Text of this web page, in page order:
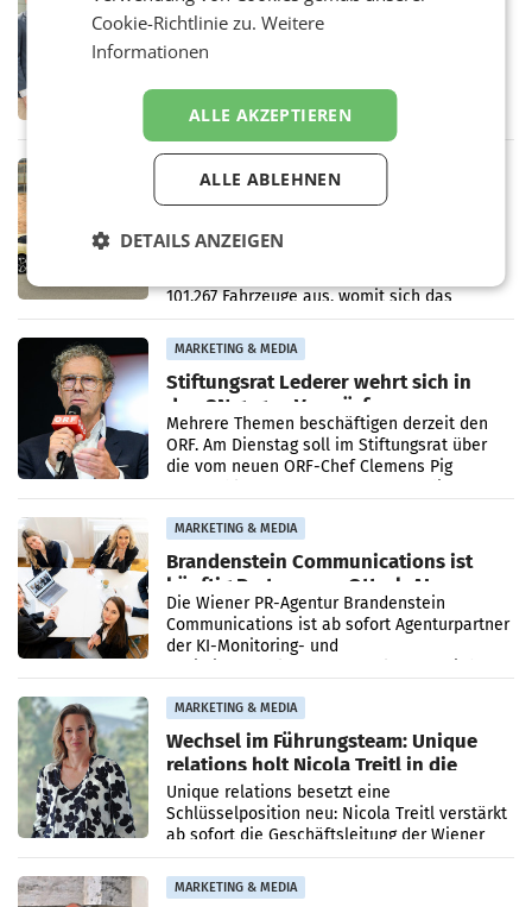
Alles bereit für den Wechsel: Jürgen
Albrecht setzt ab 1.1.2027 auf Adeg
WIENER NEUDORF. – Die geplante
Vorarlberger Kaufmann Jürgen Albrecht ist
kartellrechtlich freigegeben: Die
Bundeswettbewerbsbehörde und der
Rekordergebnis im Juli: Leapmotor
überschreitet die 100.000er-Marke
– Im Juli 2026 erreichte Leapmotor einen
101.267 Fahrzeuge aus, womit sich das
Ergebnis gegenüber Juli 2025 mehr als
verdoppelte (+102
MARKETING & MEDIA
Stiftungsrat Lederer wehrt sich in
den SN gegen Vorwürfe
Mehrere Themen beschäftigen derzeit den
ORF. Am Dienstag soll im Stiftungsrat über
die vom neuen ORF-Chef Clemens Pig
MARKETING & MEDIA
Brandenstein Communications ist
künftig Partner von OtterlyAI
Die Wiener PR-Agentur Brandenstein
Communications ist ab sofort Agenturpartner
der KI-Monitoring- und
MARKETING & MEDIA
Wechsel im Führungsteam: Unique
relations holt Nicola Treitl in die
Geschäftsleitung
Unique relations besetzt eine
Schlüsselposition neu: Nicola Treitl verstärkt
ab sofort die Geschäftsleitung der Wiener
PR-Agentur an der Seite von Josef Kalina und
Anna Kalina-Mahr.
MARKETING & MEDIA
Cookie-Richtlinie zu.Weitere
Informationen
ALLE AKZEPTIEREN
ALLE ABLEHNEN
DETAILS ANZEIGEN